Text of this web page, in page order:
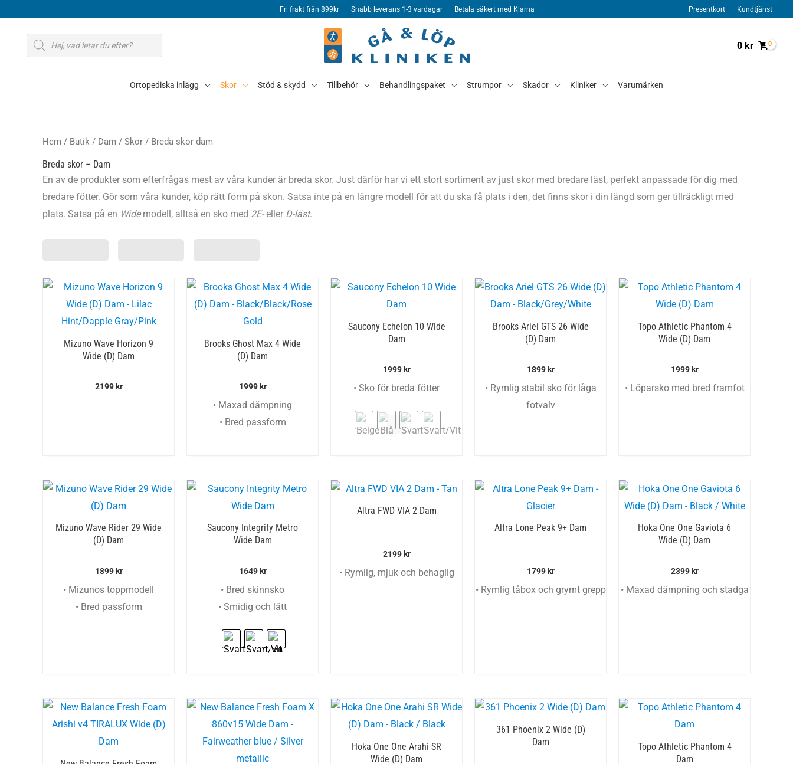
Fri frakt från 899kr Snabb leverans 1-3 vardagar Betala säkert med Klarna Presentkort Kundtjänst
Produktsökning
0 kr
Ortopediska inlägg Skor Stöd & skydd Tillbehör Behandlingspaket Strumpor Skador Kliniker Varumärken
Hem / Butik / Dam / Skor / Breda skor dam
Breda skor – Dam
En av de produkter som efterfrågas mest av våra kunder är breda skor. Just därför har vi ett stort sortiment av just skor med bredare läst, perfekt anpassade för dig med
bredare fötter. Gör som våra kunder, köp rätt form på skon. Satsa inte på en längre modell för att du ska få plats i den, det finns skor i din längd som ger tillräckligt med
plats. Satsa på en Widemodell, alltså en sko med 2E-eller D-läst.
Mizuno Wave Horizon 9
Wide (D) Dam
2199 kr
Brooks Ghost Max 4 Wide
(D) Dam
1999 kr
• Maxad dämpning
• Bred passform
Saucony Echelon 10 Wide
Dam
1999 kr
• Sko för breda fötter
Brooks Ariel GTS 26 Wide
(D) Dam
1899 kr
• Rymlig stabil sko för låga
fotvalv
Topo Athletic Phantom 4
Wide (D) Dam
1999 kr
• Löparsko med bred framfot
Mizuno Wave Rider 29 Wide
(D) Dam
1899 kr
• Mizunos toppmodell
• Bred passform
Saucony Integrity Metro
Wide Dam
1649 kr
• Bred skinnsko
• Smidig och lätt
Altra FWD VIA 2 Dam
2199 kr
• Rymlig, mjuk och behaglig
Altra Lone Peak 9+ Dam
1799 kr
• Rymlig tåbox och grymt grepp
Hoka One One Gaviota 6
Wide (D) Dam
2399 kr
• Maxad dämpning och stadga
Hoka One One Arahi SR
Wide (D) Dam
361 Phoenix 2 Wide (D)
Dam
Topo Athletic Phantom 4
Dam